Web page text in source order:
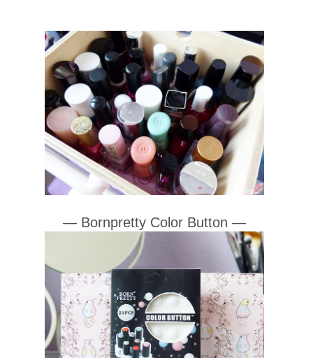
— Bornpretty Color Button —